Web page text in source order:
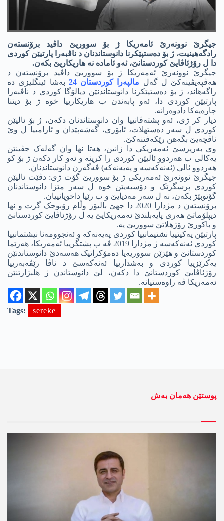
جیگرێ نوونەرێ ئامه‌ریكا ژ بۆ سووریێ داڤید برۆنستەن
رادگه‌ھینیت، ژ بۆ دەستپێکرنا دانوستاندنان د ناڤبەرا پارتیێن کوردی
دا ل رۆژئاڤایێ کوردستانێ، ئەو ئامادە نە هاریكاریێ بكه‌ن.
جیگرێ نوونەرێ ئه‌مەریکا ژ بۆ سووریێ داڤید برۆنستەن د
ھەڤپەیڤینەکێ ل گەل مالپەرا كوردستان 24
بەشا ئینگلیزی دە
راگه‌ھاند، ژ بۆ دەستپێکرنا دانوستاندنێن دیالۆگا کوردی د ناڤبەرا
پارتیێن کوردی دا، ئەو پابەندن ب هاریكارییا خوە ژ بۆ دیتنا
چارەیەکا دادوەرانە.
دیار کر ژی، ئەو پشتەڤانییا وان دانوستاندنان دکه‌ن، ژ بۆ ئالیێن
کوردی ل سەر دەستھلات، ئابۆری، گەشەپێدان و ئارامییا ل وێ
ناڤچەیێ بگه‌ھن رێکەفتنەکێ.
وی بەرپرسێ ئه‌مەریکی دا زانین، ھەتا نھا وان گەلەک جڤینێن
یەکالی ب ھەردوو ئالیێن کوردی را کرینە و ئەو کار دکه‌ن ژ بۆ كو
ھەردوو ئالی (ئه‌نه‌كه‌سه‌ و په‌یه‌نه‌‌كه‌) ڤەگەرن دانوستاندنان.
جیگرێ نوونەرێ ئه‌مەریکی ژ بۆ سووریێ گۆت ژی: دڤێت ئالیێن
کوردی پرسگرێک و دۆسیەیێن خوە ل سەر مێزا دانوستاندنان
گۆتوبێژ بکه‌ن، نە ل سەر مەدیایێ و ب رێیا داخویانییان.
برۆنستەن د مژدارا 2020 دا جھێ بالیۆز وڵام رۆبوجک گرت و نھا
دیپلۆماتێ ھەری پایەبلندێ ئه‌مەریکایێ یه‌ ل رۆژئاڤایێ کوردستانێ
و باکورێ رۆژھلاتێ سووریێ یە.
پارتیێن یەکیتییا نشتیمانییا کوردی په‌یه‌نه‌كه‌ و ئەنجوومەنا نیشتمانییا
کوردی ئه‌نه‌كه‌سه‌ ژ مژدارا 2019 ڤە ب پشتگرییا ئه‌مەریکا، ھەرێما
کوردستانێ و ھێزێن سووریەیا دەمۆکراتیک هه‌سه‌دێ دانوستاندنێن
یەکرێزییا کوردی و بەشدارییا ئه‌نه‌كه‌سێ د ناڤا رێڤەبەرییا
رۆژئاڤایێ کوردستانێ دا دکه‌ن، لێ دانوستاندن ژ ھلبژارتنێن
ئه‌مەریکا ڤە راوەستیانە.
Tags: sereke
پوستێن ھەمان بەش